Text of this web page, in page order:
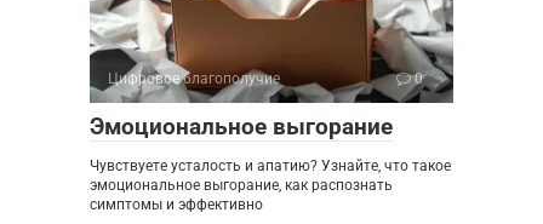
Цифровое благополучие 0
Эмоциональное выгорание
Чувствуете усталость и апатию? Узнайте, что такое
эмоциональное выгорание, как распознать
симптомы и эффективно